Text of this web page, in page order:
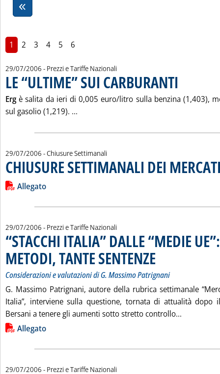
1 2 3 4 5 6
29/07/2006 - Prezzi e Tariffe Nazionali
LE “ULTIME” SUI CARBURANTI
Ergè salita da ieri di 0,005 euro/litro sulla benzina (1,403),
sul gasolio (1,219). ...
29/07/2006 - Chiusure Settimanali
CHIUSURE SETTIMANALI DEI
Leggi tutta la notizia: 'CHIUSURE SETTIMANALI DEI MERCATI'
Lista allegati PDF alla notizia
Allegato
29/07/2006 - Prezzi e Tariffe Nazionali
“STACCHI ITALIA” DALLE “MEDIE
METODI, TANTE SENTENZE
Considerazioni e valutazioni di G. Massimo Patrignani
G. Massimo Patrignani, autore della rubrica settimanale
Italia”, interviene sulla questione, tornata di attualità
Bersani a tenere gli aumenti sotto stretto controllo...
Lista allegati PDF alla notizia
Allegato
29/07/2006 - Prezzi e Tariffe Nazionali